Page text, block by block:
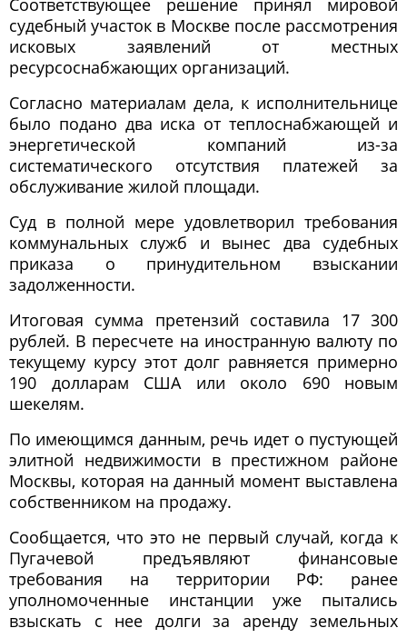
судебный участок в Москве после рассмотрения
исковых заявлений от местных
ресурсоснабжающих организаций.
Согласно материалам дела, к исполнительнице
было подано два иска от теплоснабжающей и
энергетической компаний из-за
систематического отсутствия платежей за
обслуживание жилой площади.
Суд в полной мере удовлетворил требования
коммунальных служб и вынес два судебных
приказа о принудительном взыскании
задолженности.
Итоговая сумма претензий составила 17 300
рублей. В пересчете на иностранную валюту по
текущему курсу этот долг равняется примерно
190 долларам США или около 690 новым
шекелям.
По имеющимся данным, речь идет о пустующей
элитной недвижимости в престижном районе
Москвы, которая на данный момент выставлена
собственником на продажу.
Сообщается, что это не первый случай, когда к
Пугачевой предъявляют финансовые
требования на территории РФ: ранее
уполномоченные инстанции уже пытались
взыскать с нее долги за аренду земельных